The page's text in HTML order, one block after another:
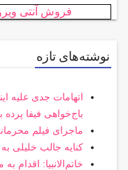
فروش آنتی
نوشته‌های تازه
اتهامات جدی علیه
باج‌خواهی فیفا
ماجرای فیلم
کنایه جالب خلیلی
خاتم‌الانبیا: